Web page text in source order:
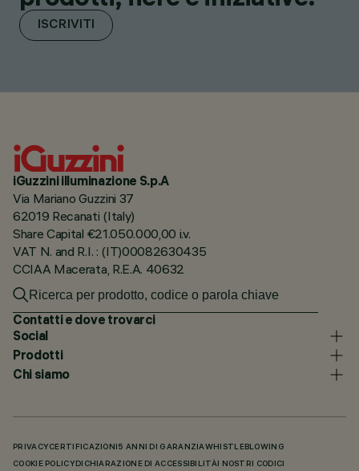
ISCRIVITI
iGuzzini illuminazione S.p.A
Via Mariano Guzzini 37
62019 Recanati (Italy)
Share Capital €21.050.000,00 i.v.
VAT N. and R.I. : (IT)00082630435
CCIAA Macerata, R.E.A. 40632
Contatti e dove trovarci
Social
Prodotti
Chi siamo
PRIVACY CERTIFICAZIONI 5 ANNI DI GARANZIAWHISTLEBLOWING
COOKIE POLICY DICHIARAZIONE DI ACCESSIBILITÀI NOSTRI CODICI